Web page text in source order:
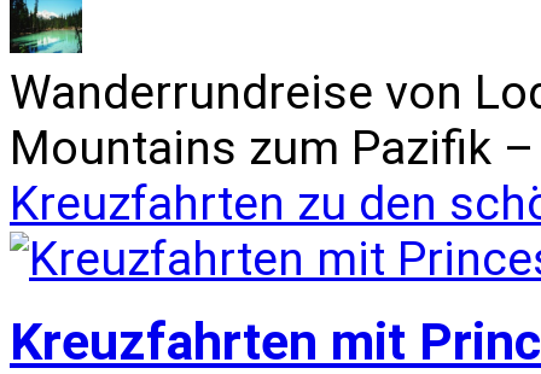
Wanderrundreise von
Mountains zum Pazifik
Kreuzfahrten zu den
Kreuzfahrten mit